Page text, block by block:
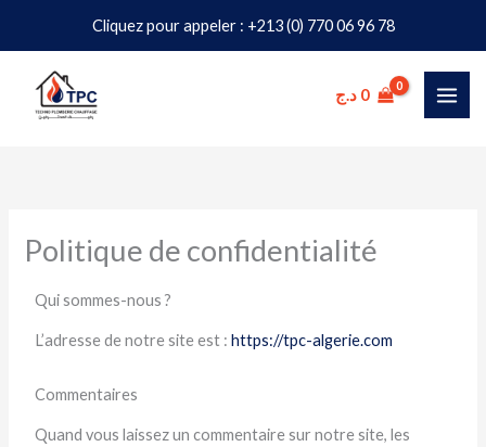
Cliquez pour appeler : +213 (0) 770 06 96 78
contenu
0 د.ج
Politique de confidentialité
Qui sommes-nous ?
L’adresse de notre site est :https://tpc-algerie.com
Commentaires
Quand vous laissez un commentaire sur notre site, les